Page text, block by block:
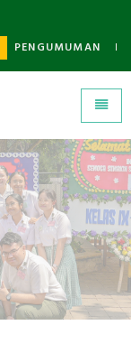
PENGUMUMAN
to homepage